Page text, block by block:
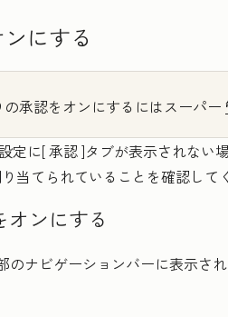
にする
の承認をオンにするにはスーパー
定に[承認]タブが表示されない
当てられていることを確認して
ンにする
のナビゲーションバーに表示さ